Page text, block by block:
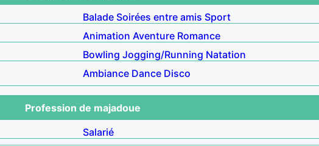
Balade Soirées entre amis Sport
Animation Aventure Romance
Bowling Jogging/Running Natation
Ambiance Dance Disco
Profession de majadoue
Salarié